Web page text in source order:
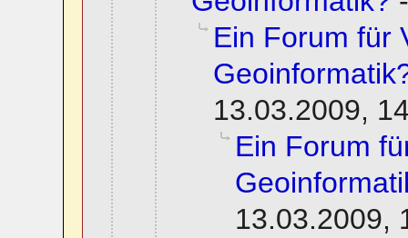
Ein Forum für
13.03.2009,
Ein Forum
13.03.2009,